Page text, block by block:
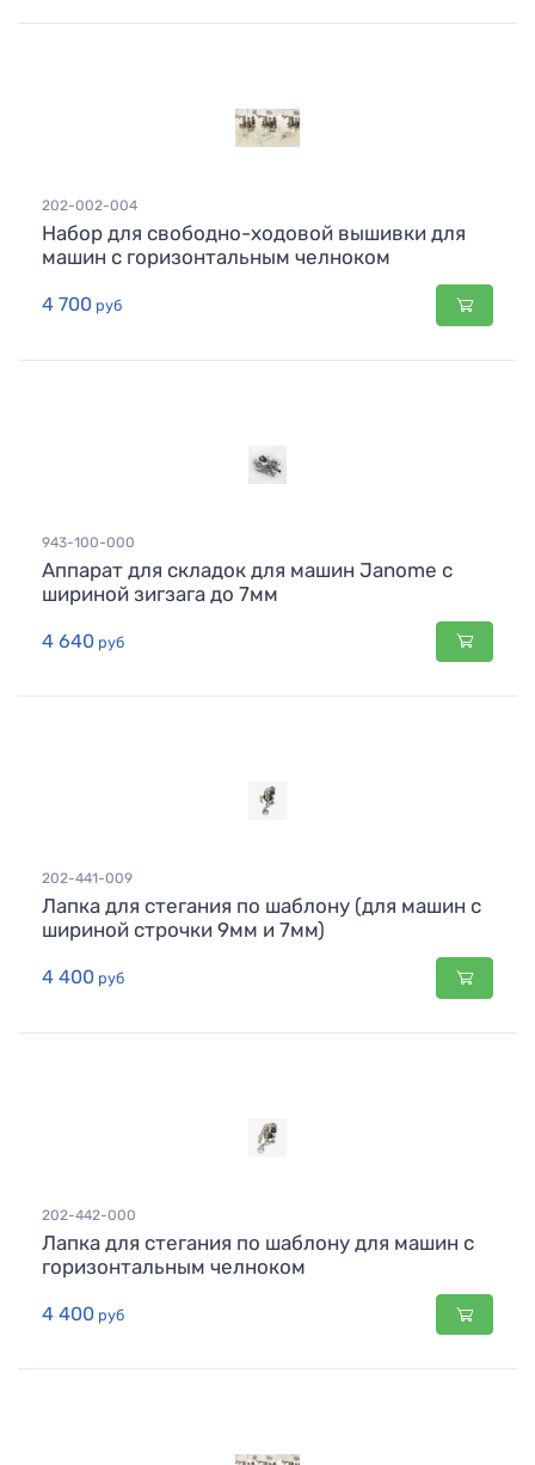
202-002-004
Набор для свободно-ходовой вышивки для
машин с горизонтальным челноком
4 700 руб
943-100-000
Аппарат для складок для машин Janome с
шириной зигзага до 7мм
4 640 руб
202-441-009
Лапка для стегания по шаблону (для машин с
шириной строчки 9мм и 7мм)
4 400 руб
202-442-000
Лапка для стегания по шаблону для машин с
горизонтальным челноком
4 400 руб